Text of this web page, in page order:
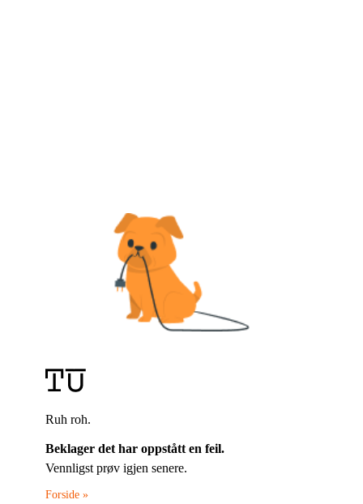
Ruh roh.
Beklager det har oppstått en feil.
Vennligst prøv igjen senere.
Forside »